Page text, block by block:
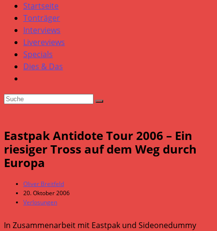
Startseite
Tonträger
Interviews
Livereviews
Specials
Dies & Das
Eastpak Antidote Tour 2006 – Ein
riesiger Tross auf dem Weg durch
Europa
Beitrags-
Autor:
Oliver Breitfeld
Beitrag
veröffentlicht:
20. Oktober 2006
Beitrags-
Verlosungen
In Zusammenarbeit mit Eastpak und Sideonedummy